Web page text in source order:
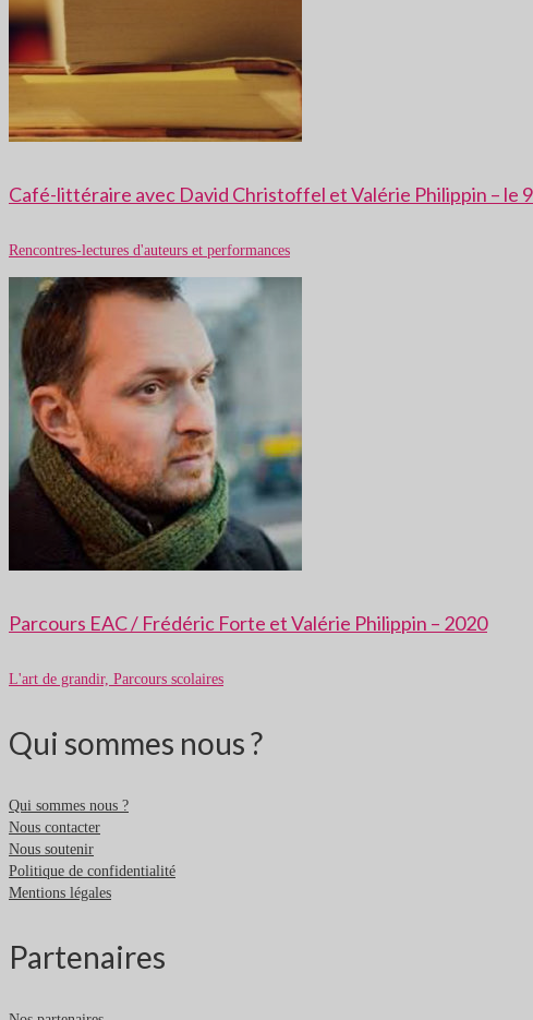
Café-littéraire avec David Christoffel et Valérie Philippin – le
Rencontres-lectures d'auteurs et performances
Parcours EAC / Frédéric Forte et Valérie Philippin – 2020
L'art de grandir, Parcours scolaires
Qui sommes nous ?
Qui sommes nous ?
Nous contacter
Nous soutenir
Politique de confidentialité
Mentions légales
Partenaires